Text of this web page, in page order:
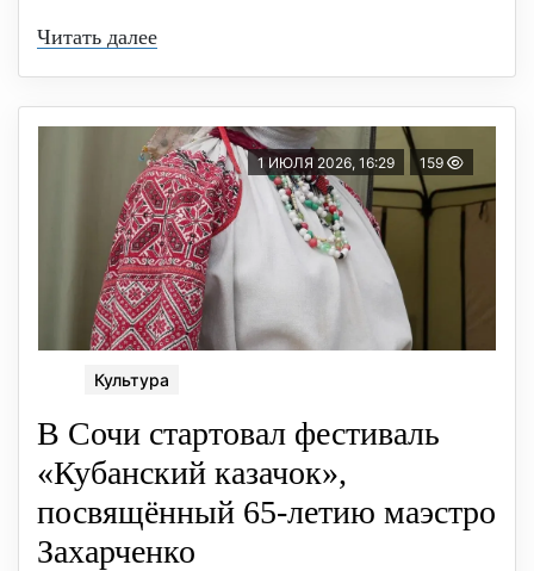
Читать далее
1 ИЮЛЯ 2026, 16:29 159
Культура
В Сочи стартовал фестиваль
«Кубанский казачок»,
посвящённый 65-летию маэстро
Захарченко